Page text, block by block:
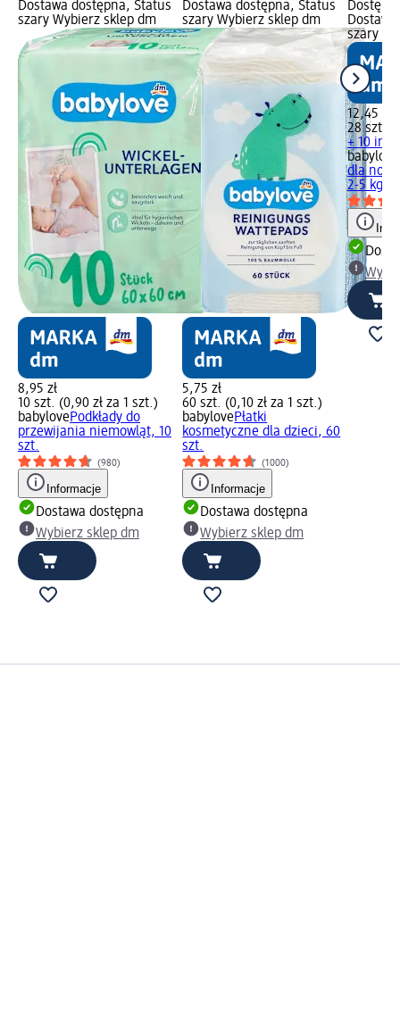
Dostawa dostępna, Status
szary Wybierz sklep dm
8,95 zł
10 szt. (0,90 zł za 1 szt.)
babylovePodkłady do
przewijania niemowląt, 10
szt.
(980)
Informacje
Dostawa dostępna
Wybierz sklep dm
Dostawa dostępna, Status
szary Wybierz sklep dm
5,75 zł
60 szt. (0,10 zł za 1 szt.)
babylovePłatki
kosmetyczne dla dzieci, 60
szt.
(1000)
Informacje
Dostawa dostępna
Wybierz sklep dm
szary
12,45 zł
28 szt.
+ 10
babylove
dla
2-5 kg,